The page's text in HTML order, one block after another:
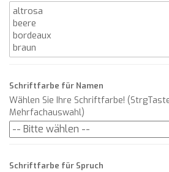
Schriftfarbe für Namen
Wählen Sie Ihre Schriftfarbe!
Mehrfachauswahl)
Schriftfarbe für Spruch